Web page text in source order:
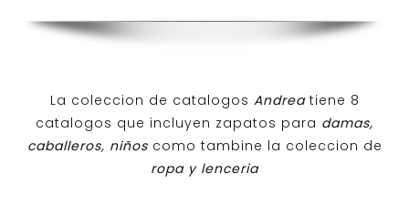
La coleccion de catalogos Andreatiene 8
catalogos que incluyen zapatos para damas,
caballeros, niños como tambine la coleccion de
ropa y lenceria